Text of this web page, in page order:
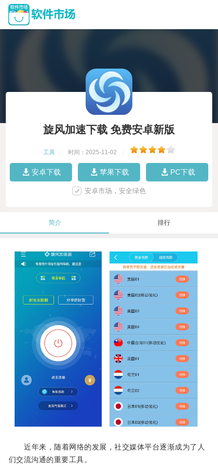
旋风加速下载 免费安卓新版
工具 时间：2025-11-02
安卓下载 苹果下载 PC下载
安卓市场，安全绿色
简介 排行
近年来，随着网络的发展，社交媒体平台逐渐成为了人
们交流沟通的重要工具。